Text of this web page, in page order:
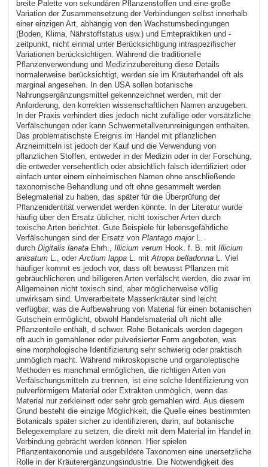
breite Palette von sekundären Pflanzenstoffen und eine große
Variation der Zusammensetzung der Verbindungen selbst innerhalb
einer einzigen Art, abhängig von den Wachstumsbedingungen
(Boden, Klima, Nährstoffstatus usw.) und Erntepraktiken und -
zeitpunkt, nicht einmal unter Berücksichtigung intraspezifischer
Variationen berücksichtigen. Während die traditionelle
Pflanzenverwendung und Medizinzubereitung diese Details
normalerweise berücksichtigt, werden sie im Kräuterhandel oft als
marginal angesehen. In den USA sollen botanische
Nahrungsergänzungsmittel gekennzeichnet werden, mit der
Anforderung, den korrekten wissenschaftlichen Namen anzugeben.
In der Praxis verhindert dies jedoch nicht zufällige oder vorsätzliche
Verfälschungen oder kann Schwermetallverunreinigungen enthalten.
Das problematischste Ereignis im Handel mit pflanzlichen
Arzneimitteln ist jedoch der Kauf und die Verwendung von
pflanzlichen Stoffen, entweder in der Medizin oder in der Forschung,
die entweder versehentlich oder absichtlich falsch identifiziert oder
einfach unter einem einheimischen Namen ohne anschließende
taxonomische Behandlung und oft ohne gesammelt werden
Belegmaterial zu haben, das später für die Überprüfung der
Pflanzenidentität verwendet werden könnte. In der Literatur wurde
häufig über den Ersatz üblicher, nicht toxischer Arten durch
toxische Arten berichtet. Gute Beispiele für lebensgefährliche
Verfälschungen sind der Ersatz von Plantago majorL.
durch Digitalis lanataEhrh., Illicium verumHook. f. B. mit Illicium
anisatumL., oder Arctium lappaL. mit Atropa belladonnaL. Viel
häufiger kommt es jedoch vor, dass oft bewusst Pflanzen mit
gebräuchlicheren und billigeren Arten verfälscht werden, die zwar im
Allgemeinen nicht toxisch sind, aber möglicherweise völlig
unwirksam sind. Unverarbeitete Massenkräuter sind leicht
verfügbar, was die Aufbewahrung von Material für einen botanischen
Gutschein ermöglicht, obwohl Handelsmaterial oft nicht alle
Pflanzenteile enthält, d schwer. Rohe Botanicals werden dagegen
oft auch in gemahlener oder pulverisierter Form angeboten, was
eine morphologische Identifizierung sehr schwierig oder praktisch
unmöglich macht. Während mikroskopische und organoleptische
Methoden es manchmal ermöglichen, die richtigen Arten von
Verfälschungsmitteln zu trennen, ist eine solche Identifizierung von
pulverförmigem Material oder Extrakten unmöglich, wenn das
Material nur zerkleinert oder sehr grob gemahlen wird. Aus diesem
Grund besteht die einzige Möglichkeit, die Quelle eines bestimmten
Botanicals später sicher zu identifizieren, darin, auf botanische
Belegexemplare zu setzen, die direkt mit dem Material im Handel in
Verbindung gebracht werden können. Hier spielen
Pflanzentaxonomie und ausgebildete Taxonomen eine unersetzliche
Rolle in der Kräuterergänzungsindustrie. Die Notwendigkeit des